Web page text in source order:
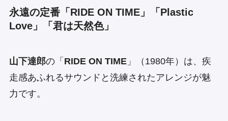
永遠の定番「RIDE ON TIME」「Plastic
Love」「君は天然色」
山下達郎の「 RIDE ON TIME」（1980年）は、疾
走感あふれるサウンドと洗練されたアレンジが魅
力です。